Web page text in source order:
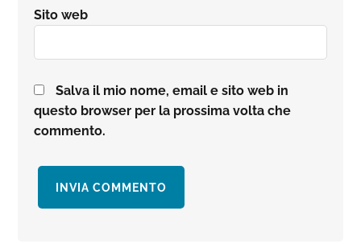
Sito web
Salva il mio nome, email e sito web in
questo browser per la prossima volta che
commento.